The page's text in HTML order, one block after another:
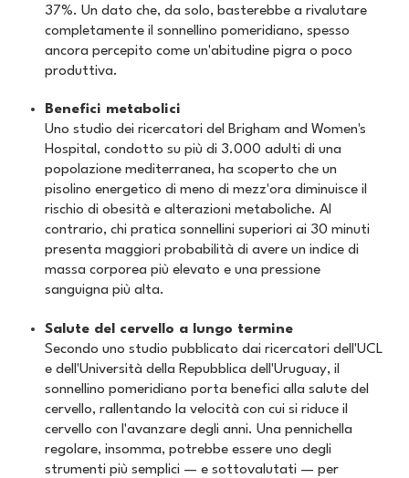
37%. Un dato che, da solo, basterebbe a rivalutare
completamente il sonnellino pomeridiano, spesso
ancora percepito come un'abitudine pigra o poco
produttiva.
Benefici metabolici
Uno studio dei ricercatori del Brigham and Women's
Hospital, condotto su più di 3.000 adulti di una
popolazione mediterranea, ha scoperto che un
pisolino energetico di meno di mezz'ora diminuisce il
rischio di obesità e alterazioni metaboliche. Al
contrario, chi pratica sonnellini superiori ai 30 minuti
presenta maggiori probabilità di avere un indice di
massa corporea più elevato e una pressione
sanguigna più alta.
Salute del cervello a lungo termine
Secondo uno studio pubblicato dai ricercatori dell'UCL
e dell'Università della Repubblica dell'Uruguay, il
sonnellino pomeridiano porta benefici alla salute del
cervello, rallentando la velocità con cui si riduce il
cervello con l'avanzare degli anni. Una pennichella
regolare, insomma, potrebbe essere uno degli
strumenti più semplici — e sottovalutati — per